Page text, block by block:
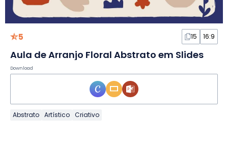
5 15 16:9
Aula de Arranjo Floral Abstrato em Slides
Download
Abstrato Artístico Criativo